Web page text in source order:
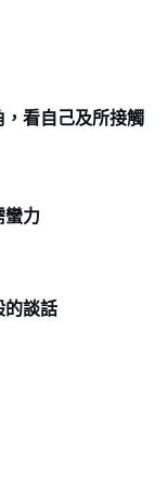
看自己及所接觸
蠻力
的談話